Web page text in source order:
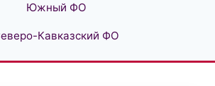
Южный ФО
Кавказский ФО